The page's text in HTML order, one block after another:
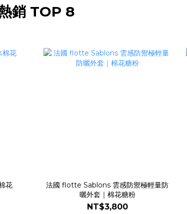
銷 TOP 8
花
法國 flotte Sablons 雲感防禦極輕量防
曬外套｜棉花糖粉
NT$3,800